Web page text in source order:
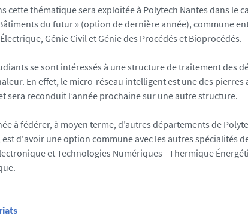
cette thématique sera exploitée à Polytech Nantes dans le
du futur » (option de dernière année), commune
Génie Civil et Génie des Procédés et Bioprocédés.
se sont intéressés à une structure de traitement des
En effet, le micro-réseau intelligent est une des pierres
sera reconduit l’année prochaine sur une autre structure.
à fédérer, à moyen terme, d’autres départements de
d'avoir une option commune avec les autres spécialités
et Technologies Numériques - Thermique